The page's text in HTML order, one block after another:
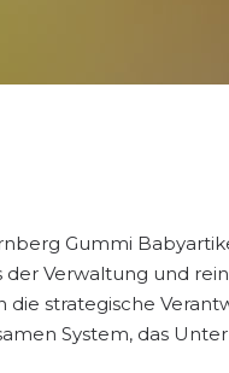
Gummi
Verwaltung und
die strategische
System, das